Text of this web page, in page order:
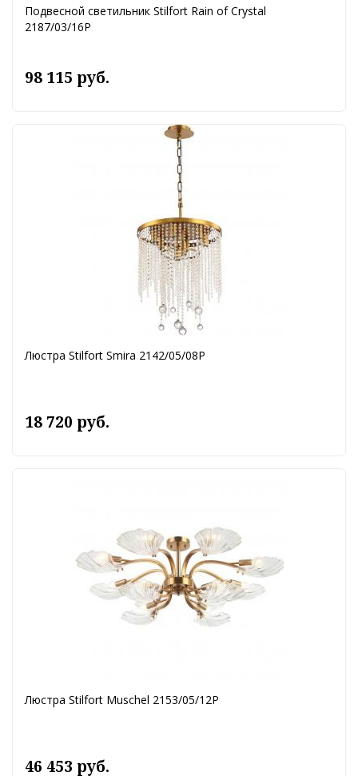
Подвесной светильник Stilfort Rain of Crystal
2187/03/16P
98 115 руб.
Люстра Stilfort Smira 2142/05/08P
18 720 руб.
Люстра Stilfort Muschel 2153/05/12P
46 453 руб.